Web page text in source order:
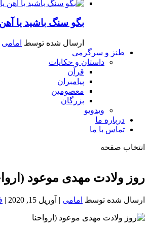
بگو سنگ باشید یا
ارسال شده توسط امامی
طنز و سرگرمی
داستان و حکایات
قرآن
پیامبران
معصومین
بزرگان
ویدویو
درباره ما
تماس با ما
انتخاب صفحه
خون
شمال
روز ولادت مهدی موعود
ارسال شده توسط امامی | آوریل 15, 2020 |